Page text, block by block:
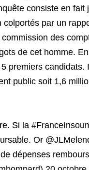
consiste en
colportés par un
des
de cet homme.
premiers candidats.
public soit 1,6
Si la
Or
dépenses